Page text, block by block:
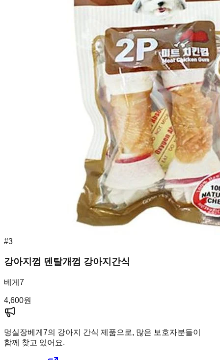
#3
강아지껌 덴탈개껌 강아지간식
베게7
4,600원
멍실장베게7의 강아지 간식 제품으로, 많은 보호자분들이
함께 찾고 있어요.